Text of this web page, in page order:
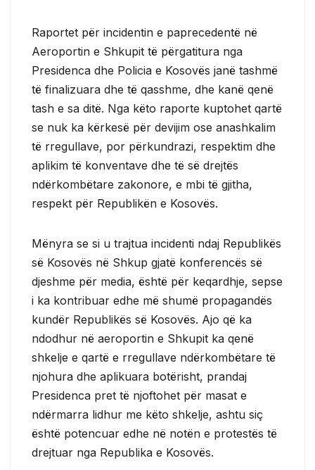
Raportet për incidentin e paprecedentë në
Aeroportin e Shkupit të përgatitura nga
Presidenca dhe Policia e Kosovës janë tashmë
të finalizuara dhe të qasshme, dhe kanë qenë
tash e sa ditë. Nga këto raporte kuptohet qartë
se nuk ka kërkesë për devijim ose anashkalim
të rregullave, por përkundrazi, respektim dhe
aplikim të konventave dhe të së drejtës
ndërkombëtare zakonore, e mbi të gjitha,
respekt për Republikën e Kosovës.
Mënyra se si u trajtua incidenti ndaj Republikës
së Kosovës në Shkup gjatë konferencës së
djeshme për media, është për keqardhje, sepse
i ka kontribuar edhe më shumë propagandës
kundër Republikës së Kosovës. Ajo që ka
ndodhur në aeroportin e Shkupit ka qenë
shkelje e qartë e rregullave ndërkombëtare të
njohura dhe aplikuara botërisht, prandaj
Presidenca pret të njoftohet për masat e
ndërmarra lidhur me këto shkelje, ashtu siç
është potencuar edhe në notën e protestës të
drejtuar nga Republika e Kosovës.